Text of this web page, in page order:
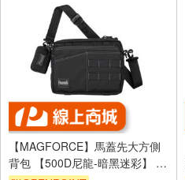
【MAGFORCE】馬蓋先大方側
背包 【500D尼龍-暗黑迷彩】 戰